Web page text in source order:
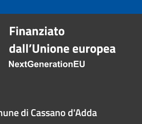
di Cassano d'Adda